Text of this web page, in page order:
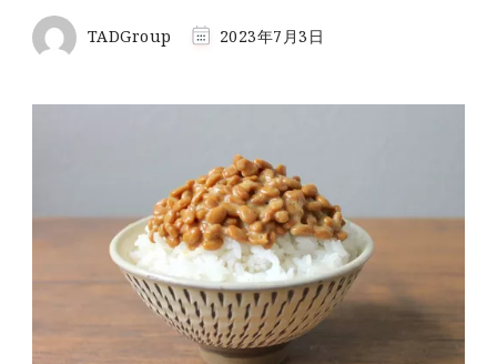
TADGroup 2023年7月3日